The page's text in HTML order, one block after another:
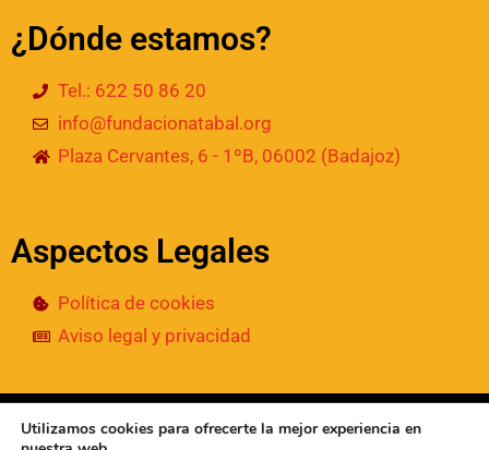
¿Dónde estamos?
Tel.: 622 50 86 20
info@fundacionatabal.org
Plaza Cervantes, 6 - 1ºB, 06002 (Badajoz)
Aspectos Legales
Política de cookies
Aviso legal y privacidad
© 2024• Fundación Atabal | Todos los derechos
reservados
Utilizamos cookies para ofrecerte la mejor experiencia en